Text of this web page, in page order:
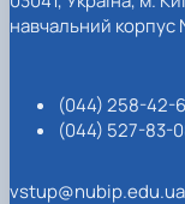
навчальний корпус
(044) 258-42-
(044) 527-83-
vstup@nubip.edu.ua